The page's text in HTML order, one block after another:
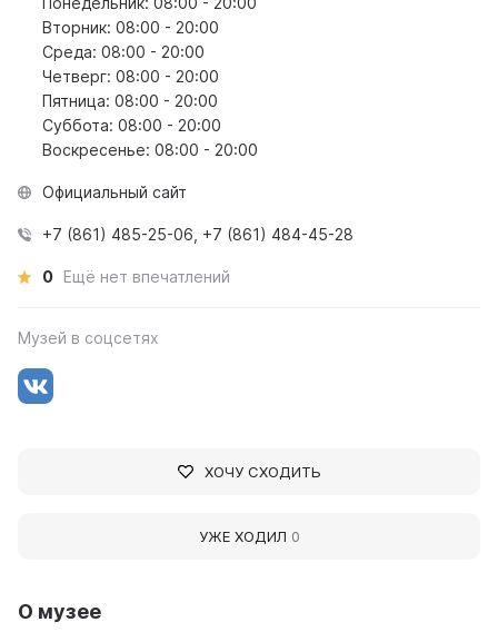
О музее
Вторник: 08:00 - 20:00
Среда: 08:00 - 20:00
Четверг: 08:00 - 20:00
Пятница: 08:00 - 20:00
Суббота: 08:00 - 20:00
Воскресенье: 08:00 - 20:00
Официальный сайт
+7 (861) 485-25-06, +7 (861) 484-45-28
0 Ещё нет впечатлений
Музей в соцсетях
ХОЧУ СХОДИТЬ
УЖЕ ХОДИЛ 0